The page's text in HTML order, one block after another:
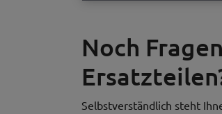
Noch
Selbstverständlich steht